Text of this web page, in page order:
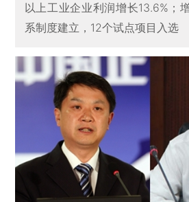
以上工业企业利润增长13.6%；
系制度建立，12个试点项目入选